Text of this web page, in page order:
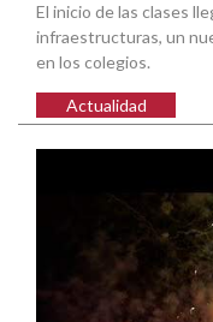
El inicio de las clases
infraestructuras, un
en los colegios.
Actualidad